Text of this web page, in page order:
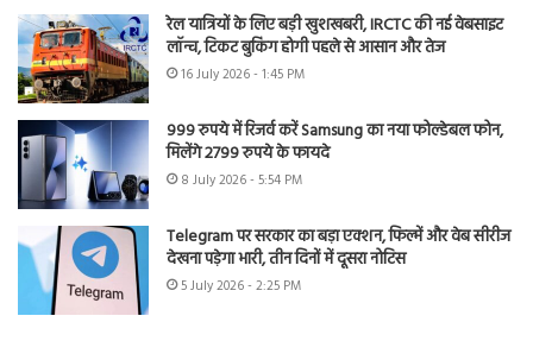
रेल यात्रियों के लिए बड़ी खुशखबरी, IRCTC की नई वेबसाइट
लॉन्च, टिकट बुकिंग होगी पहले से आसान और तेज
16 July 2026 - 1:45 PM
999 रुपये में रिजर्व करें Samsung का नया फोल्डेबल फोन,
मिलेंगे 2799 रुपये के फायदे
8 July 2026 - 5:54 PM
Telegram पर सरकार का बड़ा एक्शन, फिल्में और वेब सीरीज
देखना पड़ेगा भारी, तीन दिनों में दूसरा नोटिस
5 July 2026 - 2:25 PM